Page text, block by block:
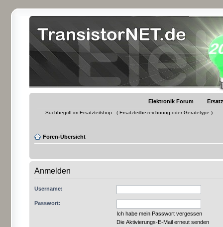
Elektronik Forum
Suchbegriff im Ersatzteilshop : ( Ersatzteilbezeichnung oder Gerätetype )
Foren-Übersicht
Anmelden
Username:
Passwort:
Ich habe mein Passwort vergessen
Die Aktivierungs-E-Mail erneut senden